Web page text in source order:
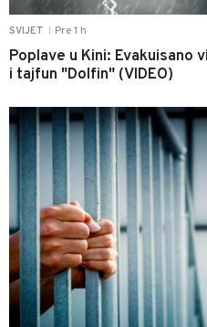
SVIJET Pre 1 h
Poplave u Kini:
i tajfun "Dolfin" (VIDEO)